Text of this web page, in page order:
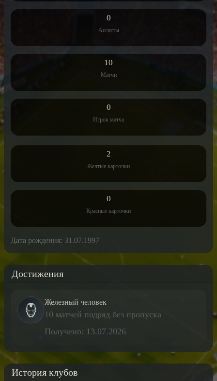
0
Ассисты
10
Матчи
0
Игрок матча
2
Желтые карточки
0
Красные карточки
Дата рождения: 31.07.1997
Достижения
Железный человек
10 матчей подряд без пропуска
Получено: 13.07.2026
История клубов